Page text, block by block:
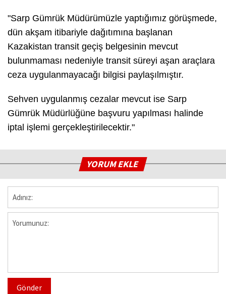
"Sarp Gümrük Müdürümüzle yaptığımız görüşmede,
dün akşam itibariyle dağıtımına başlanan
Kazakistan transit geçiş belgesinin mevcut
bulunmaması nedeniyle transit süreyi aşan araçlara
ceza uygulanmayacağı bilgisi paylaşılmıştır.
Sehven uygulanmış cezalar mevcut ise Sarp
Gümrük Müdürlüğüne başvuru yapılması halinde
iptal işlemi gerçekleştirilecektir."
YORUM EKLE
Gönder